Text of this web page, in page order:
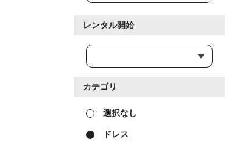
レンタル開始
カテゴリ
選択なし
ドレス